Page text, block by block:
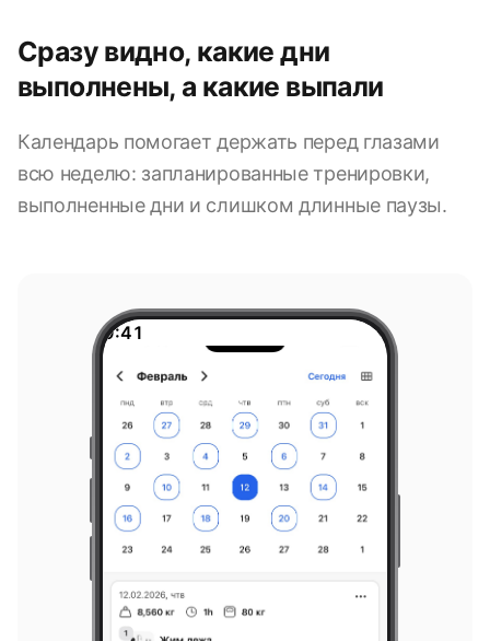
Сразу видно, какие дни
выполнены, а какие выпали
Календарь помогает держать перед глазами
всю неделю: запланированные тренировки,
выполненные дни и слишком длинные паузы.
9:41